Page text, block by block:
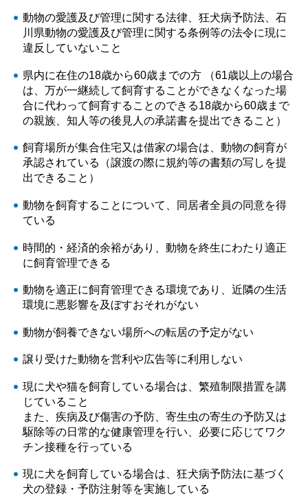
動物の愛護及び管理に関する法律、狂犬病予防法、石
川県動物の愛護及び管理に関する条例等の法令に現に
違反していないこと
県内に在住の18歳から60歳までの方 （61歳以上の場合
は、万が一継続して飼育することができなくなった場
合に代わって飼育することのできる18歳から60歳まで
の親族、知人等の後見人の承諾書を提出できること）
飼育場所が集合住宅又は借家の場合は、動物の飼育が
承認されている（譲渡の際に規約等の書類の写しを提
出できること）
動物を飼育することについて、同居者全員の同意を得
ている
時間的・経済的余裕があり、動物を終生にわたり適正
に飼育管理できる
動物を適正に飼育管理できる環境であり、近隣の生活
環境に悪影響を及ぼすおそれがない
動物が飼養できない場所への転居の予定がない
譲り受けた動物を営利や広告等に利用しない
現に犬や猫を飼育している場合は、繁殖制限措置を講
じていること
また、疾病及び傷害の予防、寄生虫の寄生の予防又は
駆除等の日常的な健康管理を行い、必要に応じてワク
チン接種を行っている
現に犬を飼育している場合は、狂犬病予防法に基づく
犬の登録・予防注射等を実施している